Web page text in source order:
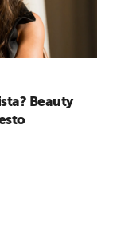
Beauty